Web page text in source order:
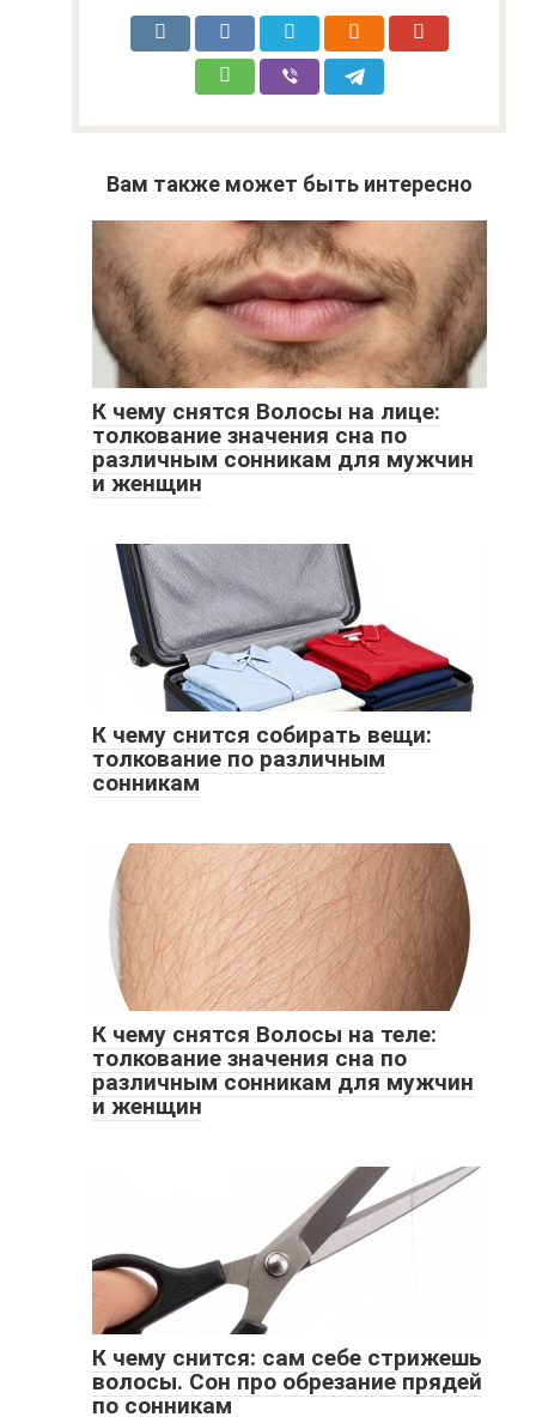
Вам также может быть интересно
К чему снятся Волосы на лице:
толкование значения сна по
различным сонникам для мужчин
и женщин
К чему снится собирать вещи:
толкование по различным
сонникам
К чему снятся Волосы на теле:
толкование значения сна по
различным сонникам для мужчин
и женщин
К чему снится: сам себе стрижешь
волосы. Сон про обрезание прядей
по сонникам